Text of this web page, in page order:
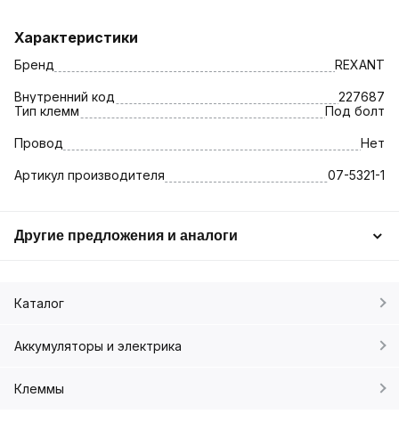
Характеристики
Бренд REXANT
Внутренний код
227687
Тип клемм
Под болт
Провод Нет
Артикул производителя 07-5321-1
Другие предложения и аналоги
Каталог
Аккумуляторы и электрика
Клеммы